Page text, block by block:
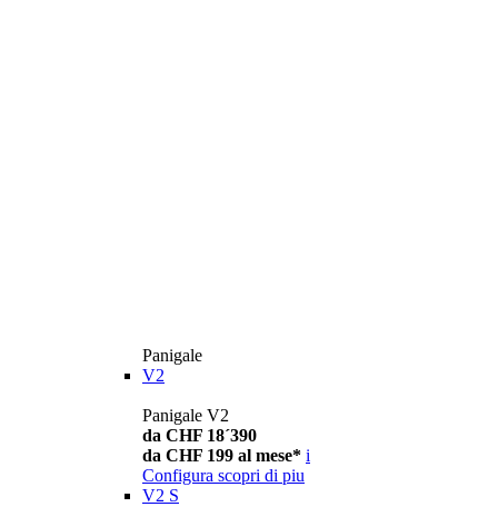
Panigale
V2
Panigale V2
da CHF 18´390
da CHF 199 al mese* i
Configura scopri di piu
V2 S